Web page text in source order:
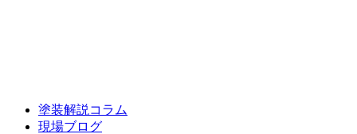
塗装解説コラム
現場ブログ